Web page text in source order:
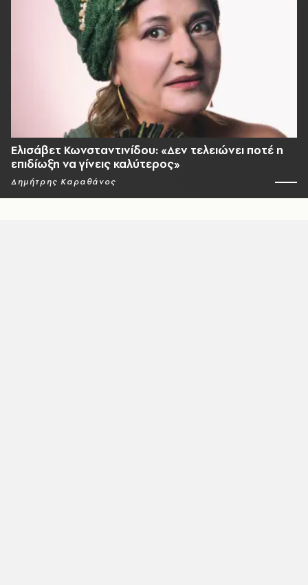
Ελισάβετ Κωνσταντινίδου: «Δεν τελειώνει ποτέ η
επιδίωξη να γίνεις καλύτερος»
Δημήτρης Καραθάνος